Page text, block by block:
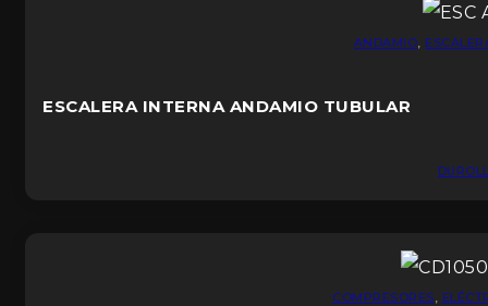
ANDAMIO,
ESCALERA INTERNA ANDAMIO TUBULAR
COMPRESORES,